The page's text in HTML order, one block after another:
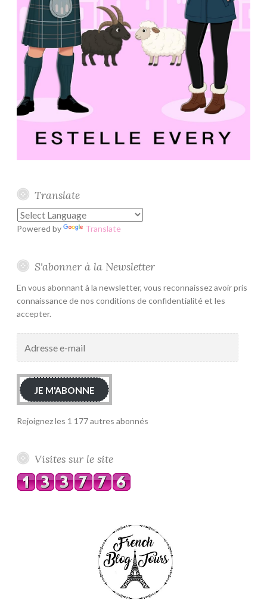
Translate
Powered by Translate
S'abonner à la Newsletter
En vous abonnant à la newsletter, vous reconnaissez avoir pris
connaissance de nos conditions de confidentialité et les
accepter.
mail
JE M'ABONNE
Rejoignez les 1 177 autres abonnés
Visites sur le site